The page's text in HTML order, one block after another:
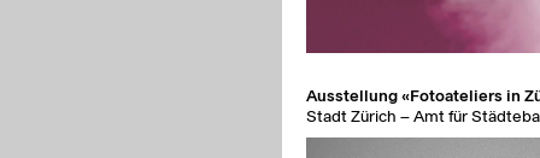
Ausstellung «Fotoateliers in
Stadt Zürich – Amt für